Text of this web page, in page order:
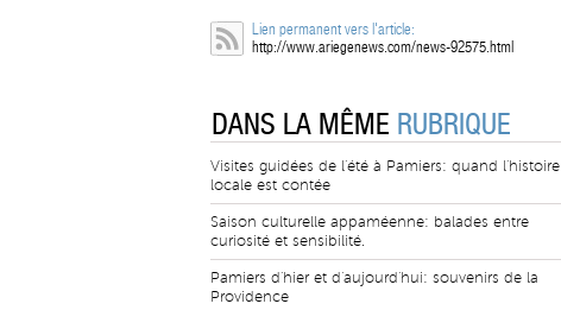
Lien permanent vers l'article:
http://www.ariegenews.com/news-92575.html
DANS LA MÊME RUBRIQUE
Visites guidées de l'été à Pamiers: quand l'histoire
locale est contée
Saison culturelle appaméenne: balades entre
curiosité et sensibilité.
Pamiers d'hier et d'aujourd'hui: souvenirs de la
Providence